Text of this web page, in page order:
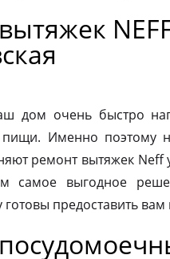
дом очень быстро
пищи. Именно поэтому
ремонт вытяжек Neff
самое выгодное
готовы предоставить вам